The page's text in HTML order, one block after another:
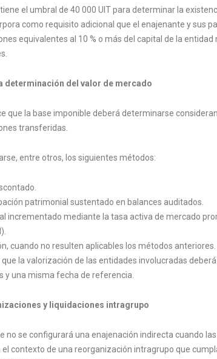
el umbral de 40 000 UIT para determinar la
como requisito adicional que el enajenante y sus
equivalentes al 10 % o más del capital de la
determinación del valor de mercado
que la base imponible deberá determinarse
transferidas.
entre otros, los siguientes métodos:
patrimonial sustentado en balances auditados.
incrementado mediante la tasa activa de mercado
cuando no resulten aplicables los métodos anteriores.
la valorización de las entidades involucradas
y una misma fecha de referencia.
y liquidaciones intragrupo
no se configurará una enajenación indirecta cuando
contexto de una reorganización intragrupo que